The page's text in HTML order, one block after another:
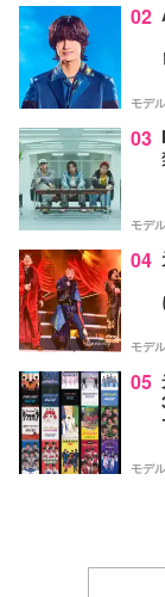
02
モデ
03
モデ
04
モデ
05
モデ